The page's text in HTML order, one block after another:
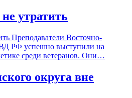
утратить
Преподаватели Восточно-
РФ успешно выступили на
среди ветеранов. Они…
округа вне